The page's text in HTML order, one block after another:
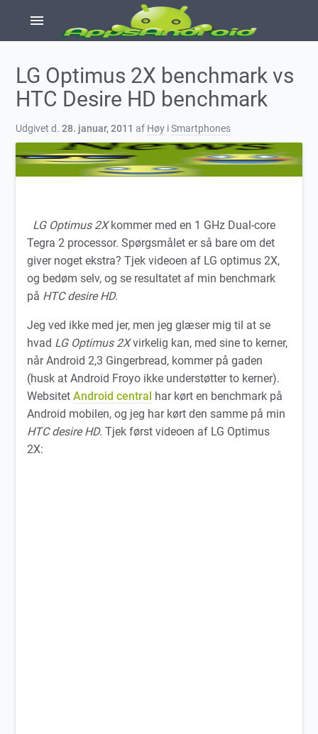
menu
LG Optimus 2X benchmark vs
HTC Desire HD benchmark
Udgivet d.28. januar, 2011 af Høy iSmartphones
LG Optimus 2Xkommer med en 1 GHz Dual-core
Tegra 2 processor. Spørgsmålet er så bare om det
giver noget ekstra? Tjek videoen af LG optimus 2X,
og bedøm selv, og se resultatet af min benchmark
på HTC desire HD.
Jeg ved ikke med jer, men jeg glæser mig til at se
hvad LG Optimus 2Xvirkelig kan, med sine to kerner,
når Android 2,3 Gingerbread, kommer på gaden
(husk at Android Froyo ikke understøtter to kerner).
WebsitetAndroid central har kørt en benchmark på
Android mobilen, og jeg har kørt den samme på min
HTC desire HD. Tjek først videoen af LG Optimus
2X: